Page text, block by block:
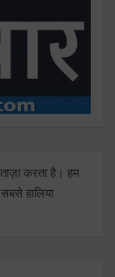
ताज़ा करता है। हम
हालिया